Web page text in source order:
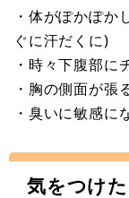
・体がぽかぽか
ぐに汗だくに)
・時々下腹部に
・胸の側面が張
・臭いに敏感に
気をつけ